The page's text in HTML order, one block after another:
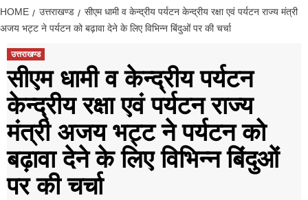
HOME उत्तराखण्ड
सीएम धामी व केन्द्रीय पर्यटन केन्द्रीय रक्षा एवं पर्यटन राज्य मंत्री
अजय भट्ट ने पर्यटन को बढ़ावा देने के लिए विभिन्न बिंदुओं पर की चर्चा
उत्तराखण्ड
सीएम धामी व केन्द्रीय पर्यटन
केन्द्रीय रक्षा एवं पर्यटन राज्य
मंत्री अजय भट्ट ने पर्यटन को
बढ़ावा देने के लिए विभिन्न बिंदुओं
पर की चर्चा